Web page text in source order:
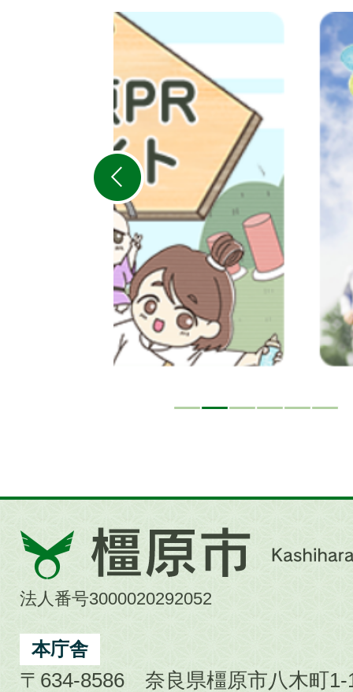
2
目
の
ス
ラ
イ
ド
橿
原
市
City
法人番号3000020292052
本庁舎
〒634-8586 奈良県橿原市八木町1-